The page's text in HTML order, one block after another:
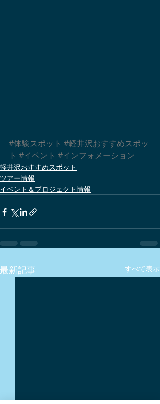
#体験スポット #軽井沢おすすめスポッ
ト #イベント #インフォメーション
軽井沢おすすめスポット
ツアー情報
イベント＆プロジェクト情報
最新記事 すべて表示